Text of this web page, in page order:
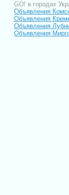
GO! в городах
Объявления
Объявления
Объявления
Объявления